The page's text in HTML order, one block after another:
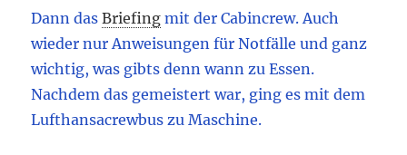
Dann das Briefing mit der Cabincrew. Auch
wieder nur Anweisungen für Notfälle und ganz
wichtig, was gibts denn wann zu Essen.
Nachdem das gemeistert war, ging es mit dem
Lufthansacrewbus zu Maschine.